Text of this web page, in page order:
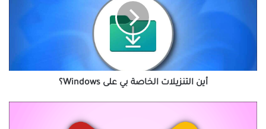
أين التنزيلات الخاصة بي على Windows؟